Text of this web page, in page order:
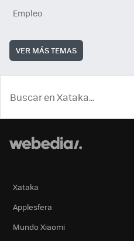
Empleo
VER MÁS TEMAS
Xataka
Applesfera
Mundo Xiaomi